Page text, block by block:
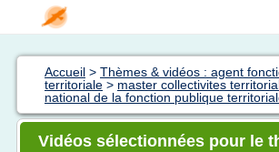
Accueil > Thèmes & vidéos : agent
territoriale > master collectivites
national de la fonction publique
Vidéos sélectionnées pour le